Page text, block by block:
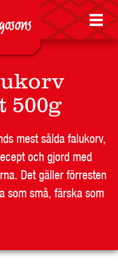
500g
mest sålda falukorv,
och gjord med
Det gäller förresten
som små, färska som